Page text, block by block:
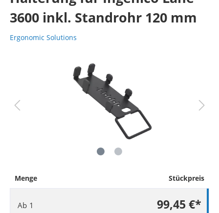
3600 inkl. Standrohr 120 mm
Ergonomic Solutions
Menge Stückpreis
Ab 1 99,45 €*